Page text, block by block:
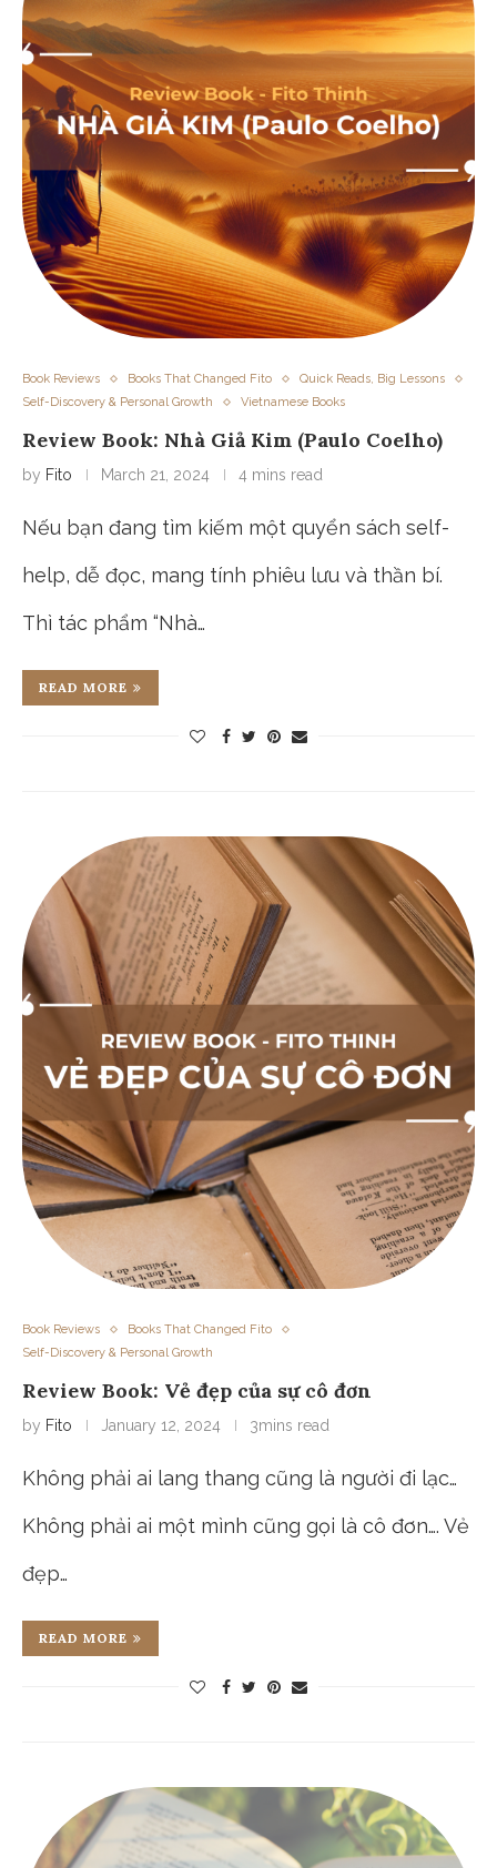
Book Reviews Books That Changed Fito
Quick Reads, Big Lessons
Self-Discovery & Personal Growth
Vietnamese Books
Review Book: Nhà Giả Kim (Paulo Coelho)
by Fito March 21, 2024 4 mins read
Nếu bạn đang tìm kiếm một quyển sách self-
help, dễ đọc, mang tính phiêu lưu và thần bí.
Thì tác phẩm “Nhà…
READ MORE
Book Reviews
Books That Changed Fito
Self-Discovery & Personal Growth
Review Book: Vẻ đẹp của sự cô đơn
by Fito January 12, 2024 3mins read
Không phải ai lang thang cũng là người đi lạc…
Không phải ai một mình cũng gọi là cô đơn…. Vẻ
đẹp…
READ MORE